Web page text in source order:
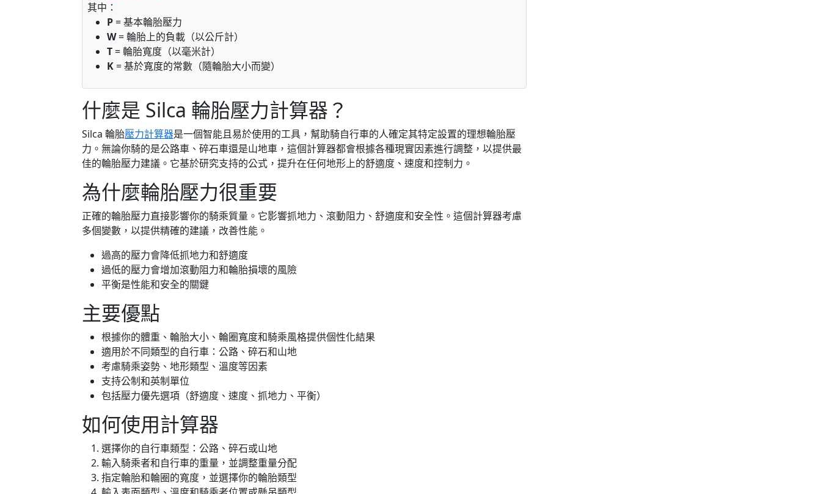
其中：
P= 基本輪胎壓力
W= 輪胎上的負載（以公斤計）
T= 輪胎寬度（以毫米計）
K= 基於寬度的常數（隨輪胎大小而變）
什麼是 Silca 輪胎壓力計算器？
Silca 輪胎壓力計算器是一個智能且易於使用的工具，幫助騎自行車的人確定其特定設置的理想輪胎壓
力。無論你騎的是公路車、碎石車還是山地車，這個計算器都會根據各種現實因素進行調整，以提供最
佳的輪胎壓力建議。它基於研究支持的公式，提升在任何地形上的舒適度、速度和控制力。
為什麼輪胎壓力很重要
正確的輪胎壓力直接影響你的騎乘質量。它影響抓地力、滾動阻力、舒適度和安全性。這個計算器考慮
多個變數，以提供精確的建議，改善性能。
過高的壓力會降低抓地力和舒適度
過低的壓力會增加滾動阻力和輪胎損壞的風險
平衡是性能和安全的關鍵
主要優點
根據你的體重、輪胎大小、輪圈寬度和騎乘風格提供個性化結果
適用於不同類型的自行車：公路、碎石和山地
考慮騎乘姿勢、地形類型、溫度等因素
支持公制和英制單位
包括壓力優先選項（舒適度、速度、抓地力、平衡）
如何使用計算器
選擇你的自行車類型：公路、碎石或山地
輸入騎乘者和自行車的重量，並調整重量分配
指定輪胎和輪圈的寬度，並選擇你的輪胎類型